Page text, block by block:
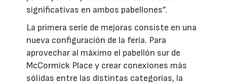
significativas en ambos pabellones”.
La primera serie de mejoras consiste en una
nueva configuración de la feria. Para
aprovechar al máximo el pabellón sur de
McCormick Place y crear conexiones más
sólidas entre las distintas categorías, la